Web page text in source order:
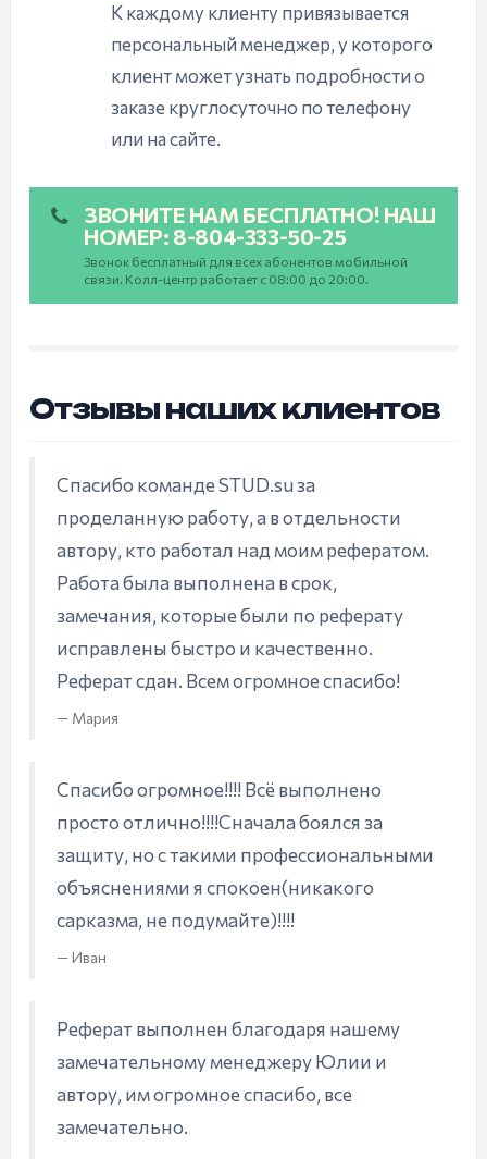
К каждому клиенту привязывается
персональный менеджер, у которого
клиент может узнать подробности о
заказе круглосуточно по телефону
или на сайте.
ЗВОНИТЕ НАМ БЕСПЛАТНО! НАШ
НОМЕР: 8-804-333-50-25
Звонок бесплатный для всех абонентов мобильной
связи. Колл-центр работает с 08:00 до 20:00.
Отзывы наших клиентов
Спасибо команде STUD.su за
проделанную работу, а в отдельности
автору, кто работал над моим рефератом.
Работа была выполнена в срок,
замечания, которые были по реферату
исправлены быстро и качественно.
Реферат сдан. Всем огромное спасибо!
Мария
Спасибо огромное!!!! Всё выполнено
просто отлично!!!!Сначала боялся за
защиту, но с такими профессиональными
объяснениями я спокоен(никакого
сарказма, не подумайте)!!!!
Иван
Реферат выполнен благодаря нашему
замечательному менеджеру Юлии и
автору, им огромное спасибо, все
замечательно.